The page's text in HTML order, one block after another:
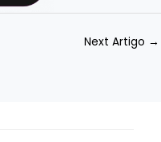
Next Artigo →